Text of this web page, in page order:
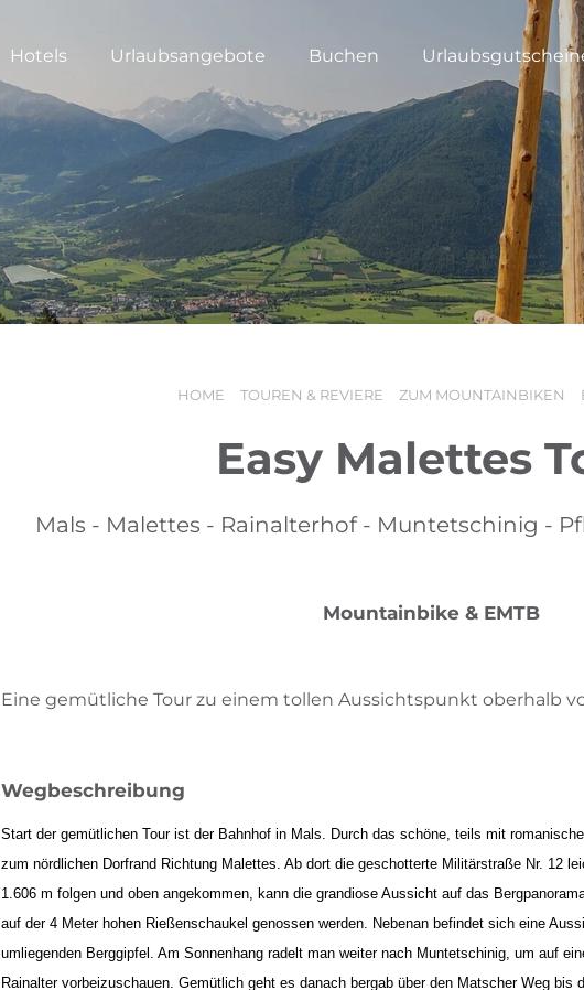
Hotels Urlaubsangebote Buchen
HOME TOUREN & REVIERE ZUM MOUNTAINBIKEN
Easy Malettes
Mals - Malettes - Rainalterhof - Muntetschinig -
Mountainbike & EMTB
Eine gemütliche Tour zu einem tollen Aussichtspunkt oberhalb
Wegbeschreibung
Start der gemütlichen Tour ist der Bahnhof in Mals. Durch das schöne, teils mit
zum nördlichen Dorfrand Richtung Malettes. Ab dort die geschotterte Militärstraße Nr. 12
1.606 m folgen und oben angekommen, kann die grandiose Aussicht auf das
auf der 4 Meter hohen Rießenschaukel genossen werden. Nebenan befindet sich eine
umliegenden Berggipfel. Am Sonnenhang radelt man weiter nach Muntetschinig, um auf
Rainalter vorbeizuschauen. Gemütlich geht es danach bergab über den Matscher Weg bis